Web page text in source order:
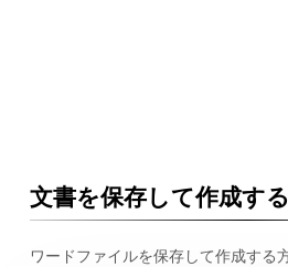
文書を保存して作成する
ワードファイルを保存して作成する